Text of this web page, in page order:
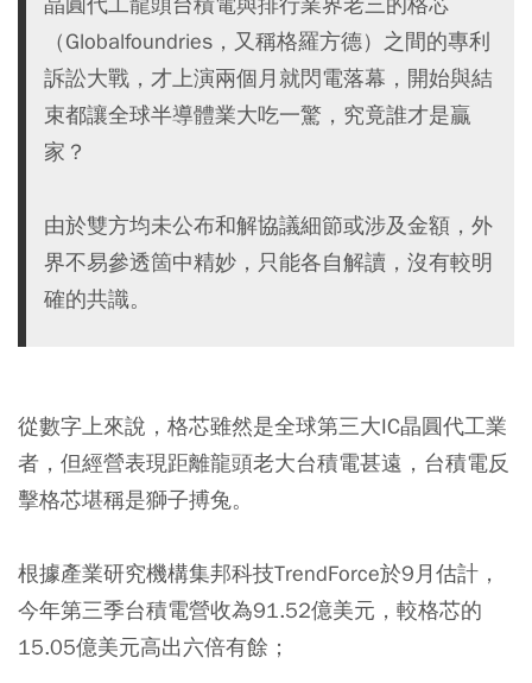
（Globalfoundries，又稱格羅方德）之間的專利
訴訟大戰，才上演兩個月就閃電落幕，開始與結
束都讓全球半導體業大吃一驚，究竟誰才是贏
家？
由於雙方均未公布和解協議細節或涉及金額，外
界不易參透箇中精妙，只能各自解讀，沒有較明
確的共識。
從數字上來說，格芯雖然是全球第三大IC晶圓代工業
者，但經營表現距離龍頭老大台積電甚遠，台積電反
擊格芯堪稱是獅子搏兔。
根據產業研究機構集邦科技TrendForce於9月估計，
今年第三季台積電營收為91.52億美元，較格芯的
15.05億美元高出六倍有餘；